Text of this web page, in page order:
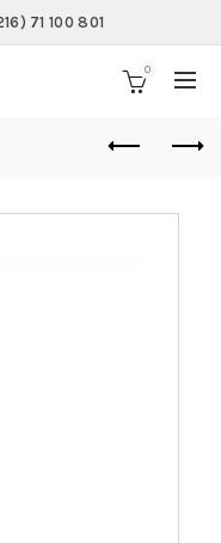
71 100 801
0